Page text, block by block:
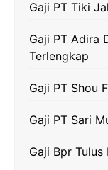
Gaji PT Tiki
Gaji PT Adira
Terlengkap
Gaji PT Shou
Gaji PT Sari
Gaji Bpr